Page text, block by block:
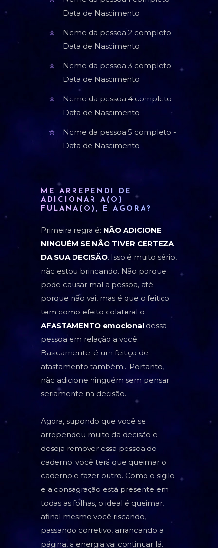
Data de Nascimento
Nome da pessoa 2 completo -
Data de Nascimento
Nome da pessoa 3 completo -
Data de Nascimento
Nome da pessoa 4 completo -
Data de Nascimento
Nome da pessoa 5 completo -
Data de Nascimento
ME ARREPENDI DE
ADICIONAR A(O)
FULANA(O), E AGORA?
Primeira regra é: NÃO ADICIONE
NINGUÉM SE NÃO TIVER CERTEZA
DA SUA DECISÃO. Isso é muito sério,
não estou brincando. Não porque
pode causar mal a pessoa, até
porque não vai, mas é que o feitiço
tem como efeito colateral o
AFASTAMENTO emocional dessa
pessoa em relação a você.
Basicamente, é um feitiço de
afastamento também... Portanto,
não adicione ninguém sem pensar
seriamente na decisão.
Agora, supondo que você se
arrependeu muito da decisão e
deseja remover essa pessoa do
caderno, você terá que queimar o
caderno e fazer outro. Como o sigilo
e a consagração está presente em
todas as folhas, o ideal é queimar,
afinal mesmo você riscando,
passando corretivo, arrancando a
página, a energia vai continuar lá.